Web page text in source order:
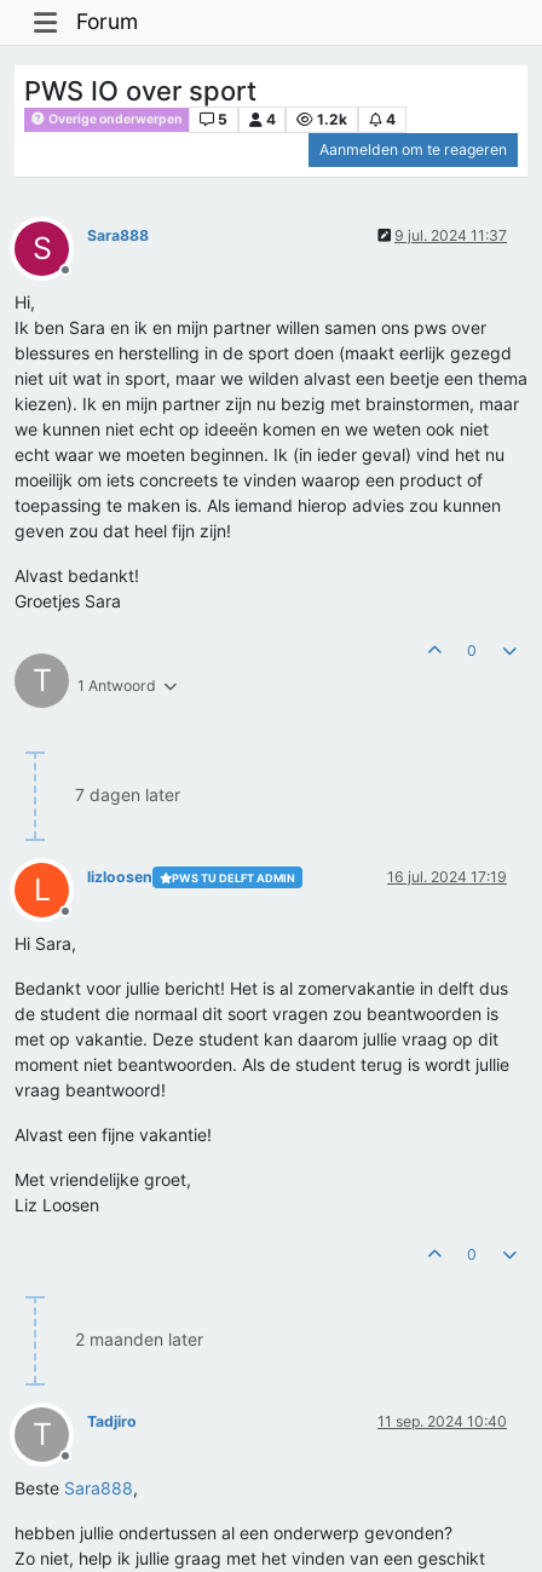
Forum
PWS IO over sport
Overige onderwerpen 5 4 1.2k
4
Aanmelden om te reageren
S
Offline
Sara888 9 jul. 2024 11:37
Hi,
Ik ben Sara en ik en mijn partner willen samen ons pws over
blessures en herstelling in de sport doen (maakt eerlijk gezegd
niet uit wat in sport, maar we wilden alvast een beetje een thema
kiezen). Ik en mijn partner zijn nu bezig met brainstormen, maar
we kunnen niet echt op ideeën komen en we weten ook niet
echt waar we moeten beginnen. Ik (in ieder geval) vind het nu
moeilijk om iets concreets te vinden waarop een product of
toepassing te maken is. Als iemand hierop advies zou kunnen
geven zou dat heel fijn zijn!
Alvast bedankt!
Groetjes Sara
T 1 Antwoord
0
7 dagen later
L
Offline
lizloosen PWS TU DELFT ADMIN 16 jul. 2024 17:19
Hi Sara,
Bedankt voor jullie bericht! Het is al zomervakantie in delft dus
de student die normaal dit soort vragen zou beantwoorden is
met op vakantie. Deze student kan daarom jullie vraag op dit
moment niet beantwoorden. Als de student terug is wordt jullie
vraag beantwoord!
Alvast een fijne vakantie!
Met vriendelijke groet,
Liz Loosen
0
2 maanden later
T
Offline
Tadjiro 11 sep. 2024 10:40
Beste Sara888,
hebben jullie ondertussen al een onderwerp gevonden?
Zo niet, help ik jullie graag met het vinden van een geschikt